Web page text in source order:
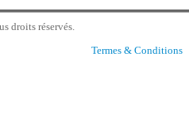
droits réservés.
Termes & Conditions